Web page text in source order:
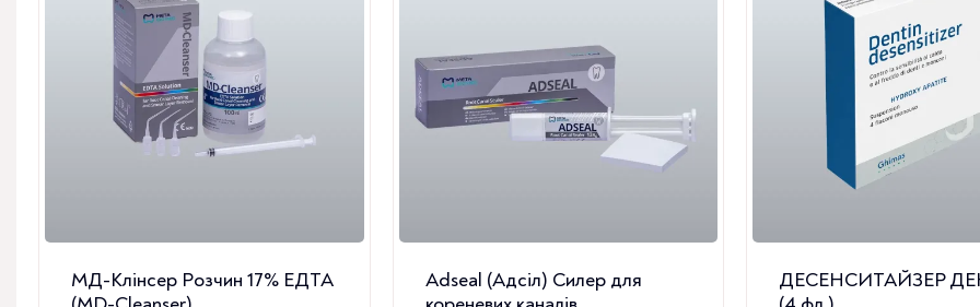
МД-Клінсер Розчин 17% ЕДТА
Adseal (Адсіл) Силер для
ДЕСЕНСИТАЙЗЕР